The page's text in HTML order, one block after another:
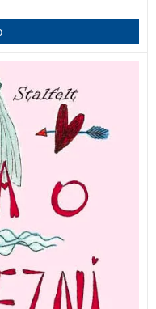
prek zabavnih
vse